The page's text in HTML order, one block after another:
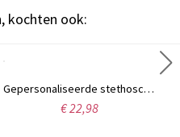
kochten ook:
Gepersonaliseerde stethoscoop-naamketting met geboortesteen, op maat gemaakte oneindigheidsketting, bedank-/afstudeercadeau voor arts/verpleegkundige/medisch student
€ 22,98